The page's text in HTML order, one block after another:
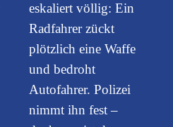
eskaliert völlig: Ein
Radfahrer zückt
plötzlich eine Waffe
und bedroht
Autofahrer. Polizei
nimmt ihn fest –